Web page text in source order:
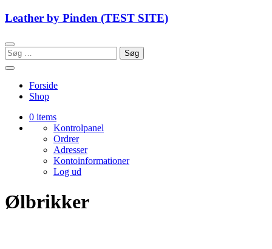
Skip
Leather by Pinden (TEST SITE)
Søg
efter:
Forside
Shop
0 items
Kontrolpanel
Ordrer
Adresser
Kontoinformationer
Log ud
Ølbrikker